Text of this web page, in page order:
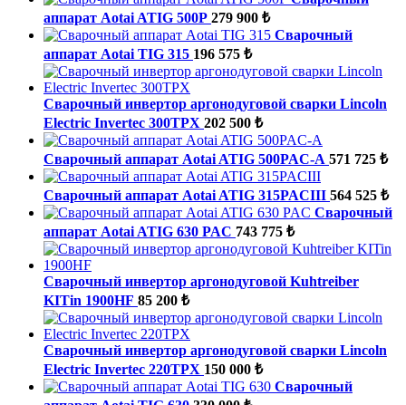
аппарат Aotai ATIG 500P 279 900 ₺
Сварочный
аппарат Aotai TIG 315 196 575 ₺
Сварочный инвертор аргонодуговой сварки Lincoln
Electric Invertec 300TPX 202 500 ₺
Сварочный аппарат Aotai ATIG 500PAC-A 571 725 ₺
Сварочный аппарат Aotai ATIG 315PACIII 564 525 ₺
Сварочный
аппарат Aotai ATIG 630 PAC 743 775 ₺
Сварочный инвертор аргонодуговой Kuhtreiber
KITin 1900HF 85 200 ₺
Сварочный инвертор аргонодуговой сварки Lincoln
Electric Invertec 220TPX 150 000 ₺
Сварочный